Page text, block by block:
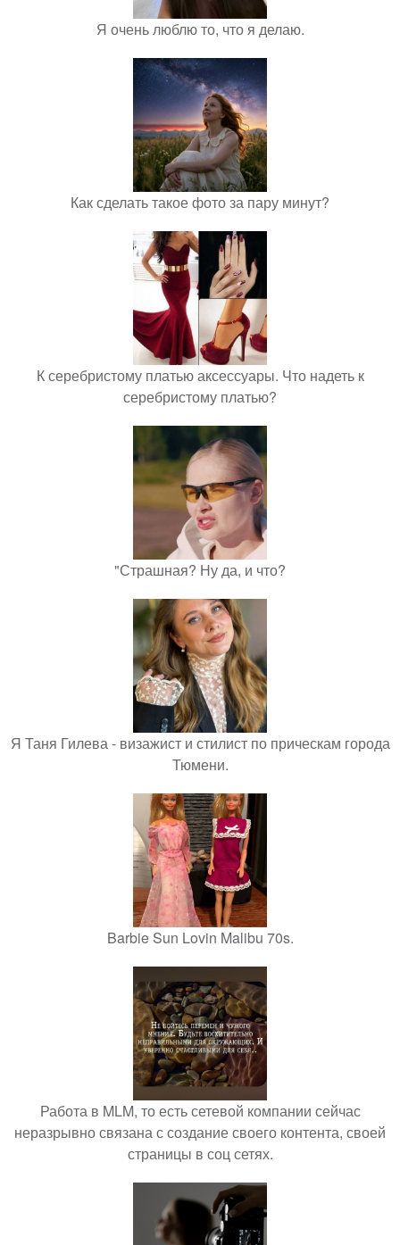
Я очень люблю то, что я делаю.
Как сделать такое фото за пару минут?
К серебристому платью аксессуары. Что надеть к
серебристому платью?
"Страшная? Ну да, и что?
Я Таня Гилева - визажист и стилист по прическам города
Тюмени.
Barbie Sun Lovin Malibu 70s.
Работа в MLM, то есть сетевой компании сейчас
неразрывно связана с создание своего контента, своей
страницы в соц сетях.